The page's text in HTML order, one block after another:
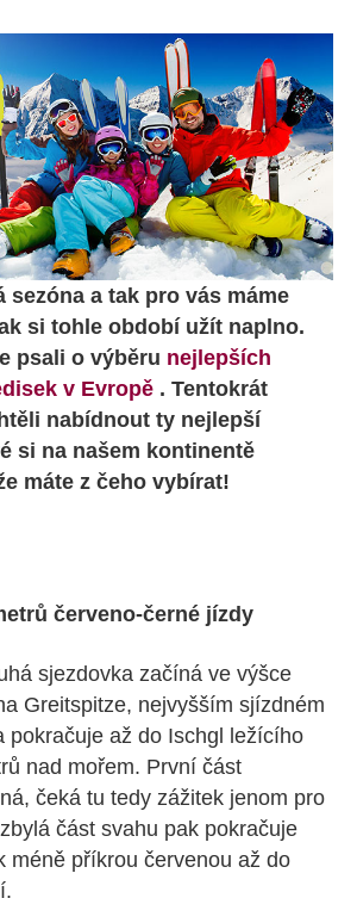
sezóna a tak pro vás máme
si tohle období užít naplno.
psali o výběru nejlepších
v Evropě . Tentokrát
nabídnout ty nejlepší
si na našem kontinentě
máte z čeho vybírat!
červeno-černé jízdy
sjezdovka začíná ve výšce
Greitspitze, nejvyšším sjízdném
pokračuje až do Ischgl ležícího
nad mořem. První část
čeká tu tedy zážitek jenom pro
část svahu pak pokračuje
méně příkrou červenou až do